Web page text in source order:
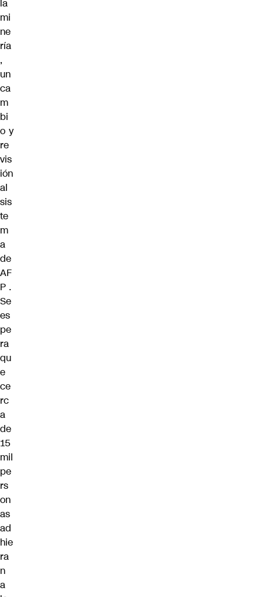
la
mi
ne
ría
,
un
ca
m
bi
o y
re
vis
ión
al
sis
te
m
a
de
AF
P .
Se
es
pe
ra
qu
e
ce
rc
a
de
15
mil
pe
rs
on
as
ad
hie
ra
n
a